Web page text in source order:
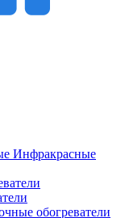
Инфракрасные